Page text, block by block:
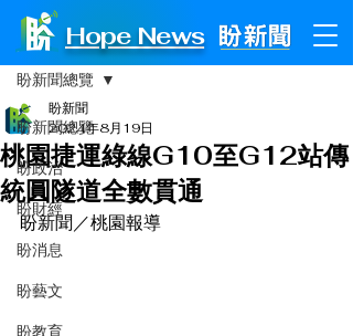
Hope News
文章
盼新聞總覽
盼政治
盼財經
盼消息
盼藝文
盼教育
盼新聞總覽
桃園捷運綠線G10至G12站傳
統圓隧道全數貫通
盼新聞
2024年8月19日
盼新聞／桃園報導